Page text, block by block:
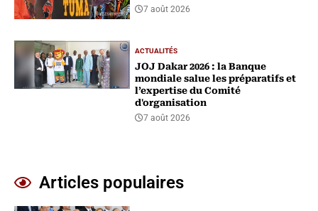
7 août 2026
ACTUALITÉS
‎JOJ Dakar 2026 : la Banque
mondiale salue les préparatifs et
l’expertise du Comité
d'organisation
7 août 2026
Articles populaires